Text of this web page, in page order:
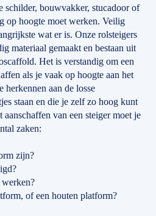
schilder, bouwvakker, stucadoor of
op hoogte moet werken. Veilig
wat er is. Onze rolsteigers
materiaal gemaakt en bestaan uit
Het is verstandig om een
als je vaak op hoogte aan het
herkennen aan de losse
staan en die je zelf zo hoog kunt
van een steiger moet je
zaken:
zijn?
of een houten platform?